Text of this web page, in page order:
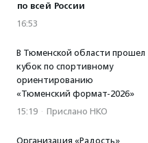
по всей России
16:53
В Тюменской области прошел
кубок по спортивному
ориентированию
«Тюменский формат-2026»
15:19 · Прислано НКО
Организация «Радость»